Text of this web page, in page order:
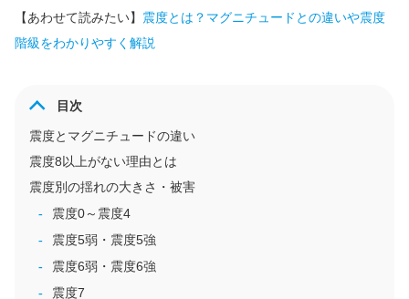
【あわせて読みたい】 震度とは？マグニチュードとの違いや震度
階級をわかりやすく解説
目次
震度とマグニチュードの違い
震度8以上がない理由とは
震度別の揺れの大きさ・被害
震度0～震度4
震度5弱・震度5強
震度6弱・震度6強
震度7